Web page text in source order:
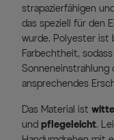
strapazierfähigen
das speziell für den
wurde. Polyester ist
Farbechtheit,
ansprechendes
Das Material ist
und pflegeleicht.